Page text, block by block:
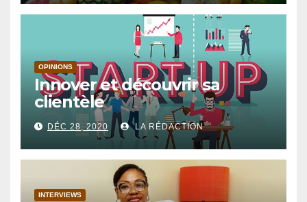
OPINIONS
Innover et découvrir sa
clientèle
DÉC 28, 2020 LA RÉDACTION
INTERVIEWS